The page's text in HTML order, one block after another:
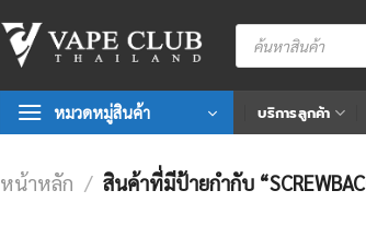
Products
search
หมวดหมู่สินค้า บริการลูกค้า
หน้าหลัก / สินค้าที่มีป้ายกำกับ